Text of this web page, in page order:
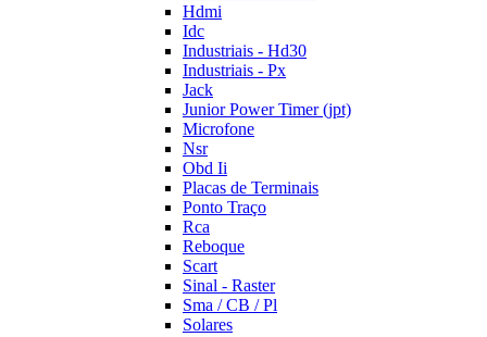
Hdmi
Idc
Industriais - Hd30
Industriais - Px
Jack
Junior Power Timer (jpt)
Microfone
Nsr
Obd Ii
Placas de Terminais
Ponto Traço
Rca
Reboque
Scart
Sinal - Raster
Sma / CB / Pl
Solares